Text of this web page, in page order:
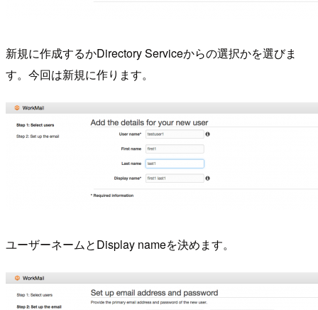
新規に作成するかDirectory Serviceからの選択かを選びま
す。今回は新規に作ります。
ユーザーネームとDisplay nameを決めます。